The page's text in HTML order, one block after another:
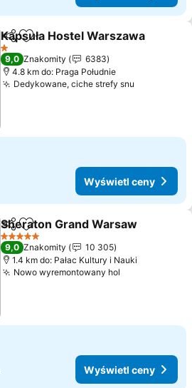
Udostępnij
Dodaj do ulubionych
Kapsuła Hostel Warszawa
1 Kategoria
9,0 Znakomity
6383
4.8 km do: Praga Południe
Dedykowane, ciche strefy snu
Wyświetl ceny
UdostępnijDodaj do ulubionych
Sheraton Grand Warsaw
5 Kategoria
9,0 Znakomity
10 305
1.4 km do: Pałac Kultury i Nauki
Nowo wyremontowany hol
Wyświetl ceny